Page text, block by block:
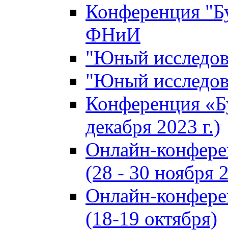
Конференция
ФНиИ
"Юный
"Юный
Конференция
декабря 2023 г.)
Онлайн-
(28 - 30 ноября
Онлайн-
(18-19 октября)